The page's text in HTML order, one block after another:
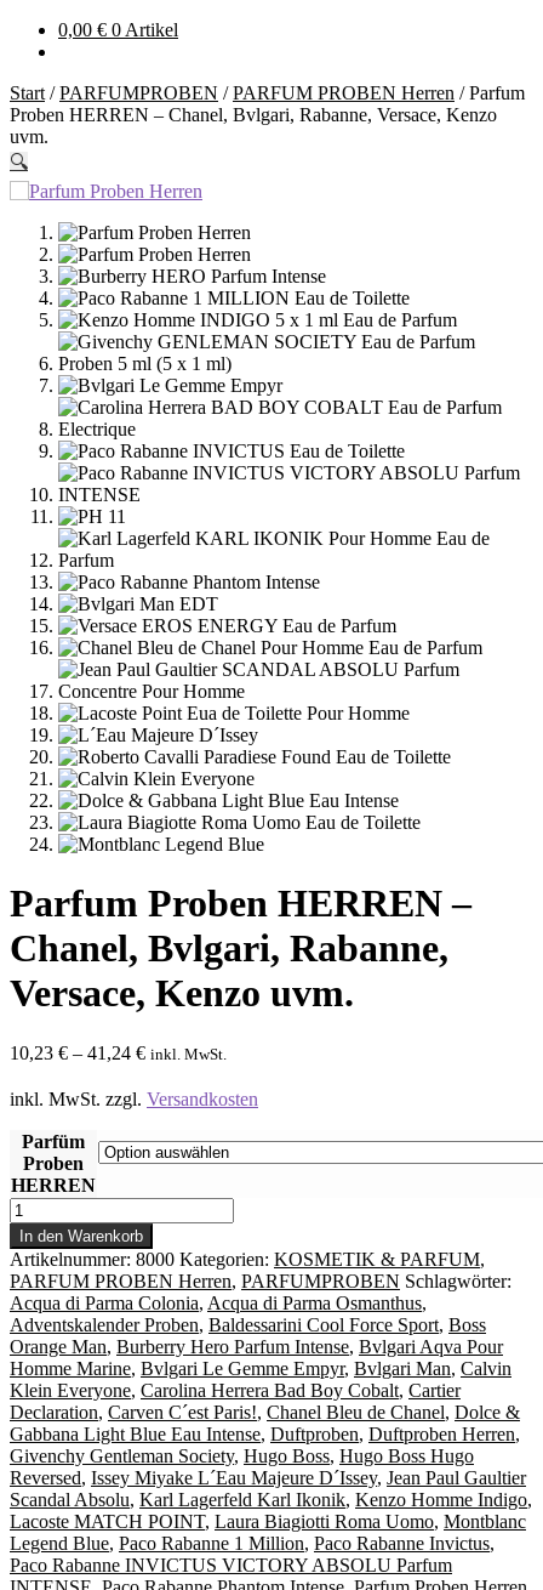
0,00 € 0 Artikel
Start /PARFUMPROBEN /PARFUM PROBEN Herren /Parfum
Proben HERREN – Chanel, Bvlgari, Rabanne, Versace, Kenzo
uvm.
🔍
Parfum Proben HERREN –
Chanel, Bvlgari, Rabanne,
Versace, Kenzo uvm.
10,23 € – 41,24 € inkl. MwSt.
inkl. MwSt. zzgl. Versandkosten
Parfüm
Proben
HERREN
Parfum
Proben
HERREN
-
Chanel,
Bvlgari,
Rabanne,
Versace,
Kenzo
uvm.
Menge
In den Warenkorb
Artikelnummer: 8000 Kategorien: KOSMETIK & PARFUM,
PARFUM PROBEN Herren, PARFUMPROBEN Schlagwörter:
Acqua di Parma Colonia, Acqua di Parma Osmanthus,
Adventskalender Proben, Baldessarini Cool Force Sport, Boss
Orange Man, Burberry Hero Parfum Intense, Bvlgari Aqva Pour
Homme Marine, Bvlgari Le Gemme Empyr, Bvlgari Man, Calvin
Klein Everyone, Carolina Herrera Bad Boy Cobalt, Cartier
Declaration, Carven C´est Paris!, Chanel Bleu de Chanel, Dolce &
Gabbana Light Blue Eau Intense, Duftproben, Duftproben Herren,
Givenchy Gentleman Society, Hugo Boss, Hugo Boss Hugo
Reversed, Issey Miyake L´Eau Majeure D´Issey, Jean Paul Gaultier
Scandal Absolu, Karl Lagerfeld Karl Ikonik, Kenzo Homme Indigo,
Lacoste MATCH POINT, Laura Biagiotti Roma Uomo, Montblanc
Legend Blue, Paco Rabanne 1 Million, Paco Rabanne Invictus,
Paco Rabanne INVICTUS VICTORY ABSOLU Parfum